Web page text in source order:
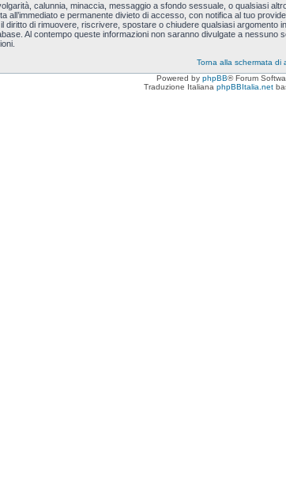
calunnia, minaccia, messaggio a sfondo sessuale, o qualsiasi
all’immediato e permanente divieto di accesso, con notifica al tuo
diritto di rimuovere, riscrivere, spostare o chiudere qualsiasi
Al contempo queste informazioni non saranno divulgate a
Torna alla schermata di
Powered by phpBB® Forum
Traduzione Italiana phpBBItalia.net